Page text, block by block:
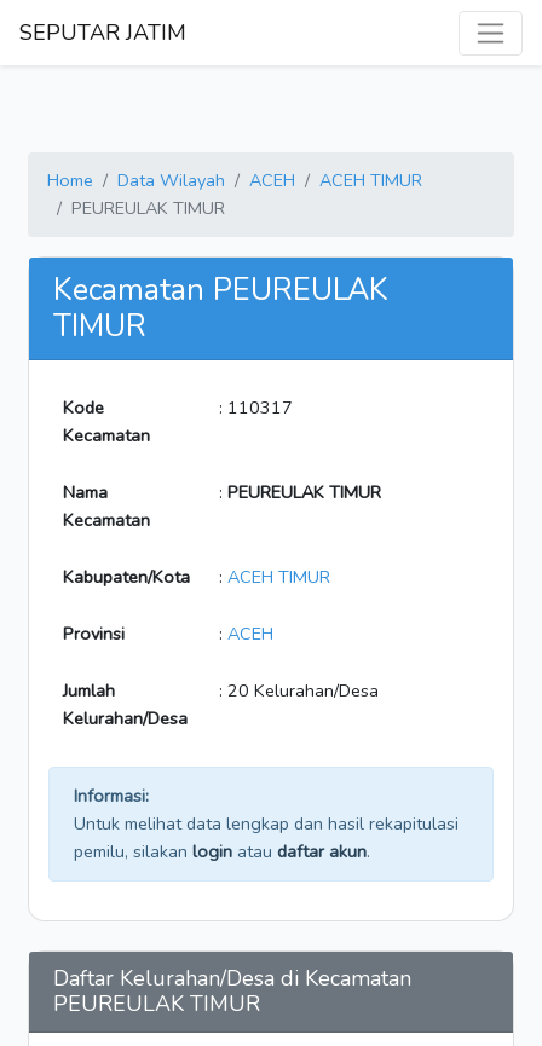
SEPUTAR JATIM
Home Data Wilayah ACEH
ACEH TIMUR
PEUREULAK TIMUR
Kecamatan PEUREULAK
TIMUR
Kode
Kecamatan
: 110317
Nama
Kecamatan
: PEUREULAK TIMUR
Kabupaten/Kota : ACEH TIMUR
Provinsi : ACEH
Jumlah
Kelurahan/Desa
: 20 Kelurahan/Desa
Informasi:
Untuk melihat data lengkap dan hasil rekapitulasi
pemilu, silakan login atau daftar akun.
Daftar Kelurahan/Desa di Kecamatan
PEUREULAK TIMUR